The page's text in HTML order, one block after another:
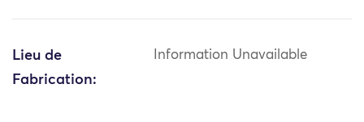
Lieu de
Fabrication:
Information Unavailable